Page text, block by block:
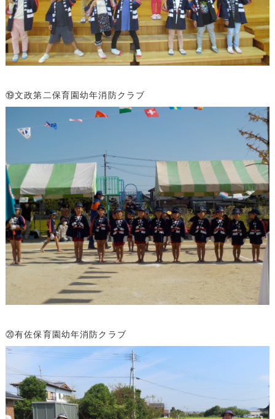
⑲文政第二保育園幼年消防クラブ
⑳有佐保育園幼年消防クラブ